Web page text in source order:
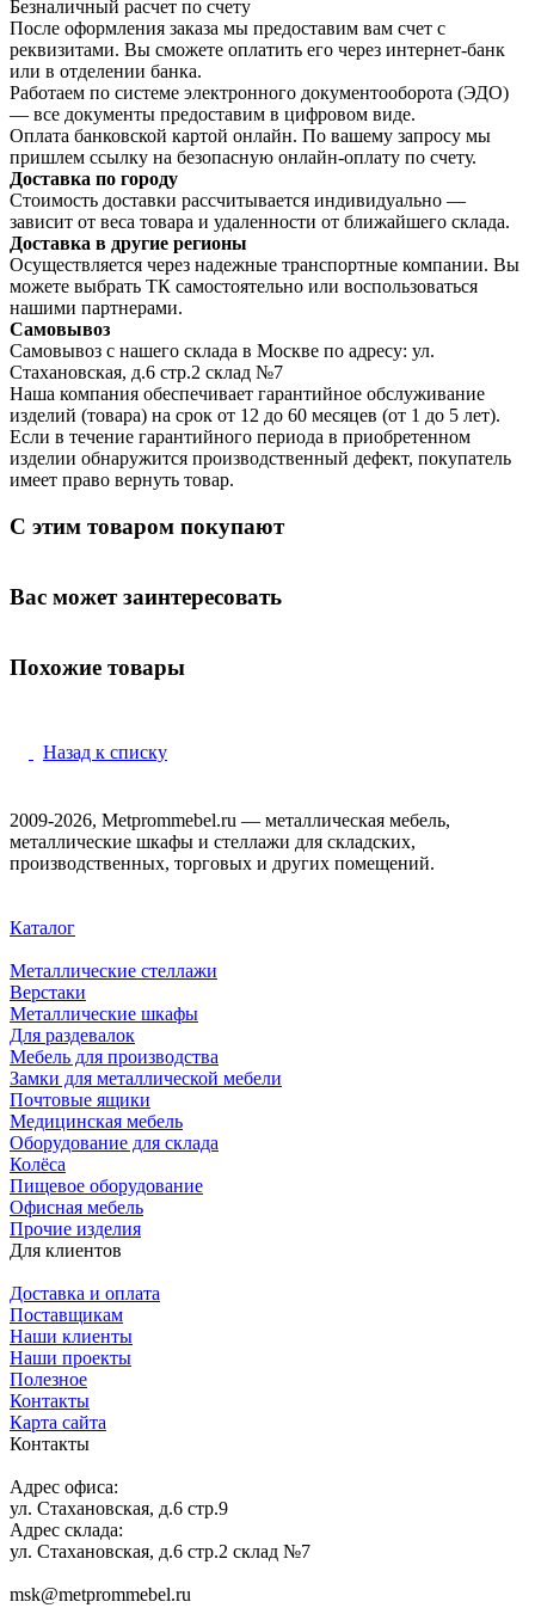
Безналичный расчет по счету
После оформления заказа мы предоставим вам счет с
реквизитами. Вы сможете оплатить его через интернет-банк
или в отделении банка.
Работаем по системе электронного документооборота (ЭДО)
— все документы предоставим в цифровом виде.
Оплата банковской картой онлайн. По вашему запросу мы
пришлем ссылку на безопасную онлайн-оплату по счету.
Доставка по городу
Стоимость доставки рассчитывается индивидуально —
зависит от веса товара и удаленности от ближайшего склада.
Доставка в другие регионы
Осуществляется через надежные транспортные компании. Вы
можете выбрать ТК самостоятельно или воспользоваться
нашими партнерами.
Самовывоз
Самовывоз с нашего склада в Москве по адресу: ул.
Стахановская, д.6 стр.2 склад №7
Наша компания обеспечивает гарантийное обслуживание
изделий (товара) на срок от 12 до 60 месяцев (от 1 до 5 лет).
Если в течение гарантийного периода в приобретенном
изделии обнаружится производственный дефект, покупатель
имеет право вернуть товар.
С этим товаром покупают
Вас может заинтересовать
Похожие товары
Назад к списку
2009-2026, Metprommebel.ru — металлическая мебель,
металлические шкафы и стеллажи для складских,
производственных, торговых и других помещений.
Каталог
Металлические стеллажи
Верстаки
Металлические шкафы
Для раздевалок
Мебель для производства
Замки для металлической мебели
Почтовые ящики
Медицинская мебель
Оборудование для склада
Колёса
Пищевое оборудование
Офисная мебель
Прочие изделия
Для клиентов
Доставка и оплата
Поставщикам
Наши клиенты
Наши проекты
Полезное
Контакты
Карта сайта
Контакты
Адрес офиса:
ул. Стахановская, д.6 стр.9
Адрес склада:
ул. Стахановская, д.6 стр.2 склад №7
msk@metprommebel.ru